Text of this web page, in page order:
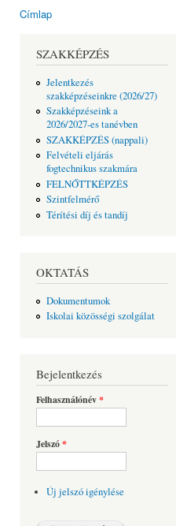
Címlap
SZAKKÉPZÉS
Jelentkezés
szakképzéseinkre (2026/27)
Szakképzéseink a
2026/2027-es tanévben
SZAKKÉPZÉS (nappali)
Felvételi eljárás
fogtechnikus szakmára
FELNŐTTKÉPZÉS
Szintfelmérő
Térítési díj és tandíj
OKTATÁS
Dokumentumok
Iskolai közösségi szolgálat
Bejelentkezés
Felhasználónév*
Jelszó*
Új jelszó igénylése